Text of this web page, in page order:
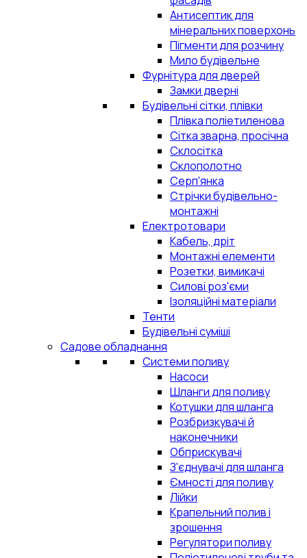
Антисептик для
мінеральних поверхонь
Пігменти для розчину
Мило будівельне
Фурнітура для дверей
Замки дверні
Будівельні сітки, плівки
Плівка поліетиленова
Сітка зварна, просічна
Склосітка
Склополотно
Серп'янка
Стрічки будівельно-
монтажні
Електротовари
Кабель, дріт
Монтажні елементи
Розетки, вимикачі
Силові роз'єми
Ізоляційні матеріали
Тенти
Будівельні суміші
Садове обладнання
Системи поливу
Насоси
Шланги для поливу
Котушки для шланга
Розбризкувачі й
наконечники
Обприскувачі
З'єднувачі для шланга
Ємності для поливу
Лійки
Крапельний полив і
зрошення
Регулятори поливу